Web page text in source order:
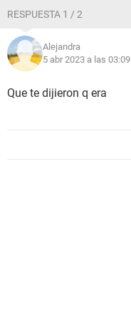
RESPUESTA 1 / 2
Alejandra
5 abr 2023 a las 03:09
Que te dijieron q era